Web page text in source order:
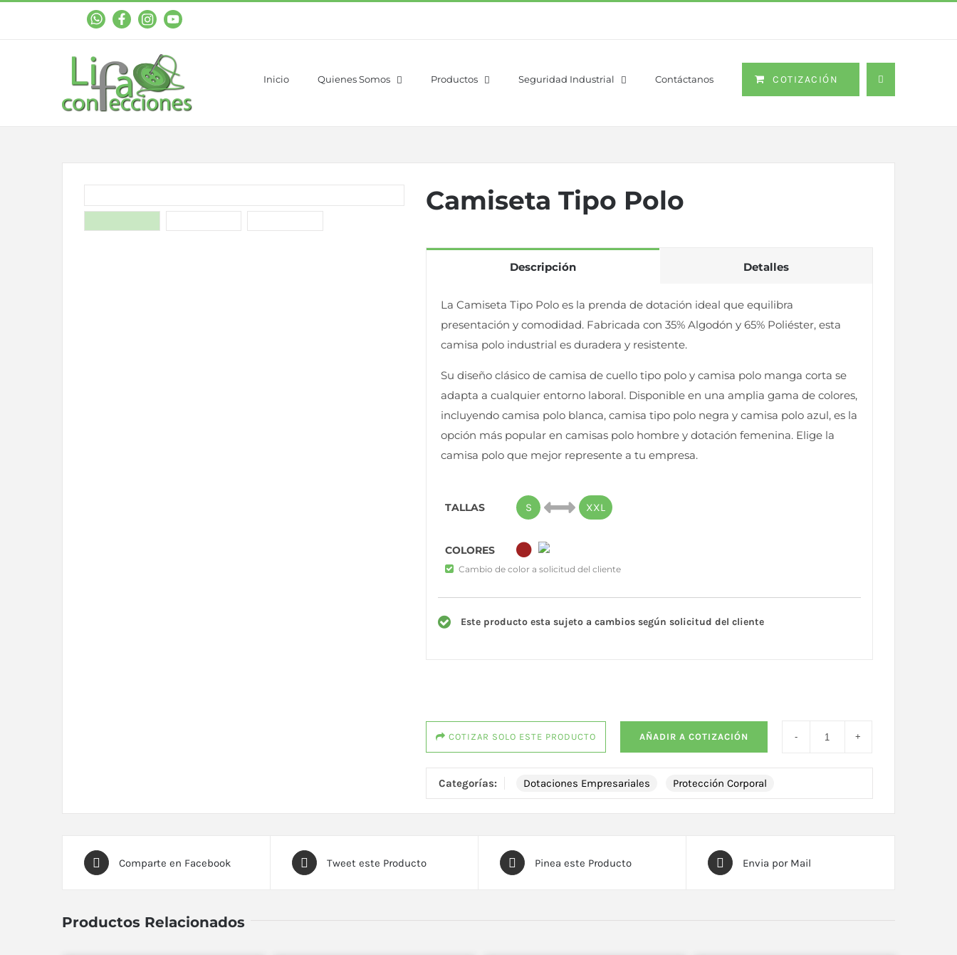
WhastAppFacebookInstagramYouTube
Inicio Quienes Somos Productos Seguridad Industrial Contáctanos COTIZACIÓN
Camiseta Tipo Polo
Descripción Detalles
La Camiseta Tipo Polo es la prenda de dotación ideal que equilibra
presentación y comodidad. Fabricada con 35% Algodón y 65% Poliéster, esta
camisa polo industrial es duradera y resistente.
Su diseño clásico de camisa de cuello tipo polo y camisa polo manga corta se
adapta a cualquier entorno laboral. Disponible en una amplia gama de colores,
incluyendo camisa polo blanca, camisa tipo polo negra y camisa polo azul, es la
opción más popular en camisas polo hombre y dotación femenina. Elige la
camisa polo que mejor represente a tu empresa.
TALLAS S XXL
COLORES
Cambio de color a solicitud del cliente
Este producto esta sujeto a cambios según solicitud del cliente
COTIZAR SOLO ESTE PRODUCTO AÑADIR A COTIZACIÓN
Categorías: Dotaciones Empresariales Protección Corporal
Comparte en Facebook Tweet este Producto Pinea este Producto Envia por Mail
Productos Relacionados